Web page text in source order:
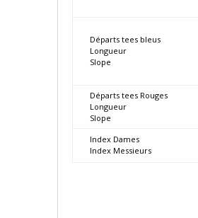
Départs tees bleus
Longueur
Slope
Départs tees Rouges
Longueur
Slope
Index Dames
Index Messieurs